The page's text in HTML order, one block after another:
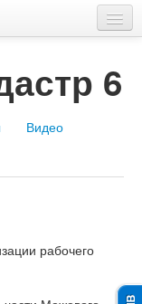
6
Видео
рабочего